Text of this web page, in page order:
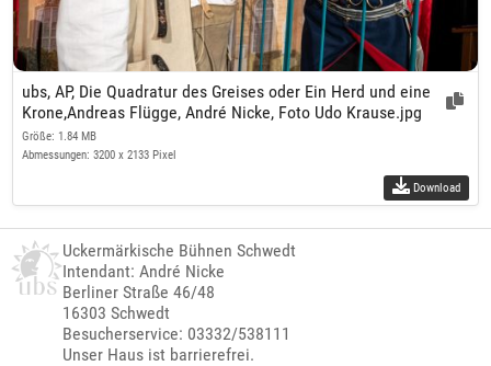
ubs, AP, Die Quadratur des Greises oder Ein Herd und eine
Krone,Andreas Flügge, André Nicke, Foto Udo Krause.jpg
Größe: 1.84 MB
Abmessungen: 3200 x 2133 Pixel
Download
Uckermärkische Bühnen Schwedt
Intendant: André Nicke
Berliner Straße 46/48
16303 Schwedt
Besucherservice: 03332/538111
Unser Haus ist barrierefrei.